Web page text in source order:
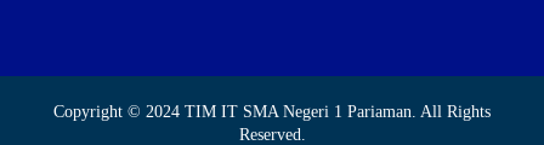
Copyright © 2024 TIM IT SMA Negeri 1 Pariaman. All Rights
Reserved.